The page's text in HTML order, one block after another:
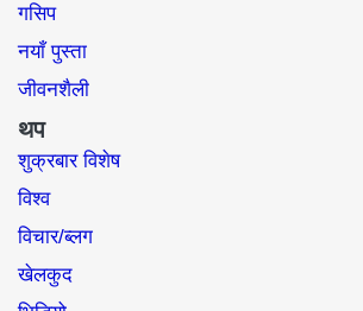
गसिप
नयाँ पुस्ता
जीवनशैली
थप
शुक्रबार विशेष
विश्व
विचार/ब्लग
खेलकुद